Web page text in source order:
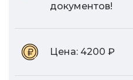
документов!
Цена: 4200 ₽